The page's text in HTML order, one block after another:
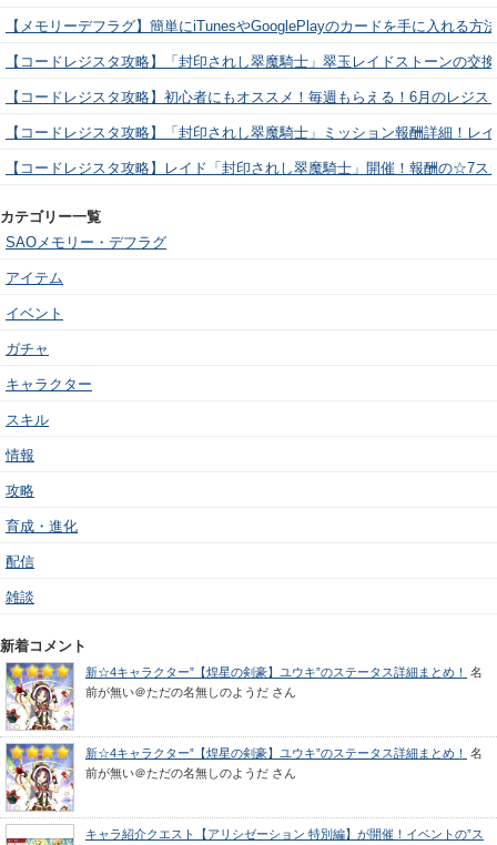
【メモリーデフラグ】簡単にiTunesやGooglePlayのカードを手に入れる方
【コードレジスタ攻略】「封印されし翠魔騎士」翠玉レイドストーンの交
【コードレジスタ攻略】初心者にもオススメ！毎週もらえる！6月のレジ
【コードレジスタ攻略】「封印されし翠魔騎士」ミッション報酬詳細！レ
【コードレジスタ攻略】レイド「封印されし翠魔騎士」開催！報酬の☆7
カテゴリー一覧
SAOメモリー・デフラグ
アイテム
イベント
ガチャ
キャラクター
スキル
情報
攻略
育成・進化
配信
雑談
新着コメント
新☆4キャラクター”【煌星の剣豪】ユウキ”のステータス詳細まとめ！
名
前が無い＠ただの名無しのようだ さん
新☆4キャラクター”【煌星の剣豪】ユウキ”のステータス詳細まとめ！
名
前が無い＠ただの名無しのようだ さん
キャラ紹介クエスト【アリシゼーション 特別編】が開催！イベントの”ス